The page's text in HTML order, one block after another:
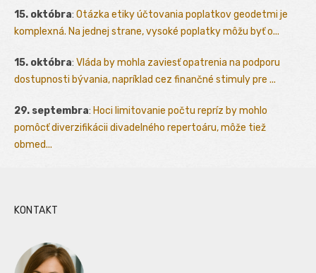
15. októbra: Otázka etiky účtovania poplatkov geodetmi je
komplexná. Na jednej strane, vysoké poplatky môžu byť o...
15. októbra: Vláda by mohla zaviesť opatrenia na podporu
dostupnosti bývania, napríklad cez finančné stimuly pre ...
29. septembra: Hoci limitovanie počtu repríz by mohlo
pomôcť diverzifikácii divadelného repertoáru, môže tiež
obmed...
KONTAKT